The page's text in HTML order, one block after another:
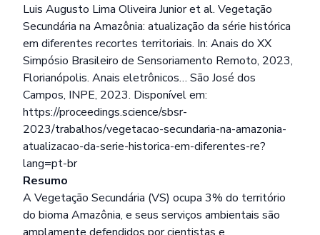
Luis Augusto Lima Oliveira Junior et al. Vegetação
Secundária na Amazônia: atualização da série histórica
em diferentes recortes territoriais. In: Anais do XX
Simpósio Brasileiro de Sensoriamento Remoto, 2023,
Florianópolis. Anais eletrônicos… São José dos
Campos, INPE, 2023. Disponível em:
https://proceedings.science/sbsr-
2023/trabalhos/vegetacao-secundaria-na-amazonia-
atualizacao-da-serie-historica-em-diferentes-re?
lang=pt-br
Resumo
A Vegetação Secundária (VS) ocupa 3% do território
do bioma Amazônia, e seus serviços ambientais são